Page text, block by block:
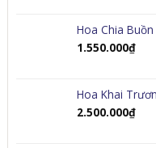
Hoa Chia
1.550.000₫
Hoa Khai
2.500.000₫